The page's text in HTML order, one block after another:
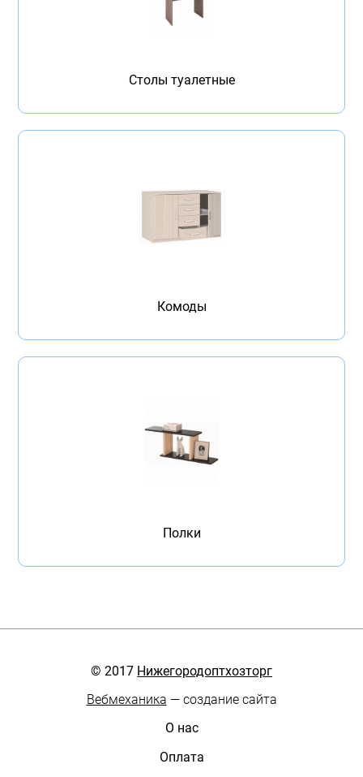
Столы туалетные
Комоды
Полки
© 2017 Нижегородоптхозторг
Вебмеханика — создание сайта
О нас
Оплата